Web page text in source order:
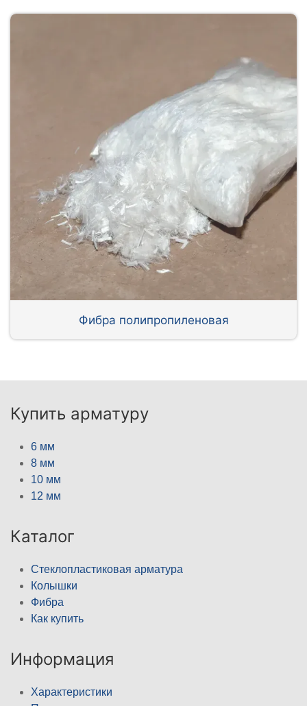
Фибра полипропиленовая
Купить арматуру
6 мм
8 мм
10 мм
12 мм
Каталог
Стеклопластиковая арматура
Колышки
Фибра
Как купить
Информация
Характеристики